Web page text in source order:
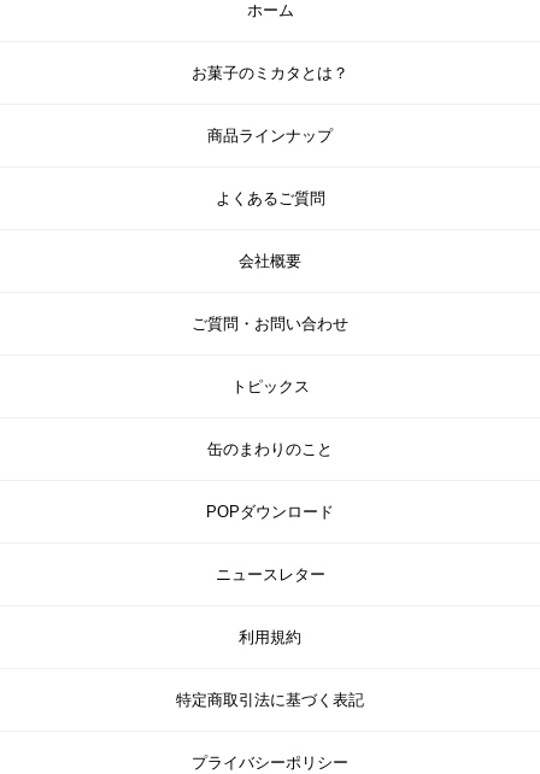
ホーム
お菓子のミカタとは？
商品ラインナップ
よくあるご質問
会社概要
ご質問・お問い合わせ
トピックス
缶のまわりのこと
POPダウンロード
ニュースレター
利用規約
特定商取引法に基づく表記
プライバシーポリシー